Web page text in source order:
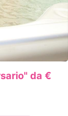
da €